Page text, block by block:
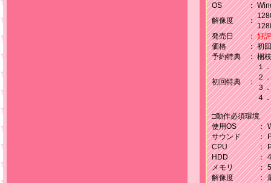
2011.09.30/サ
イト情報
2011.09.30/雑誌
パソコンパラダ
イベントCGなど
OS
：
解像度
：
発売日
： 好
価格
： 初
予約特典
： 梱
初回特典 ：
１
２
３
４
□動作必須環境
使用OS
：
サウンド
：
CPU
：
HDD
：
メモリ
：
解像度
：